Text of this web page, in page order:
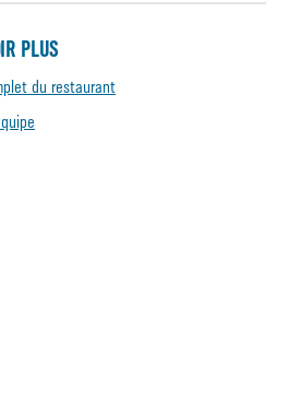
PLUS
du restaurant